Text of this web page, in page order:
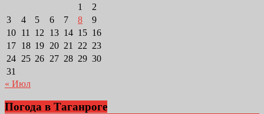
1
2
3
4 5 6 7 8
9
10 11 12 13 14 15 16
17 18 19 20 21 22 23
24 25 26 27 28 29 30
31
« Июл
Погода в Таганроге